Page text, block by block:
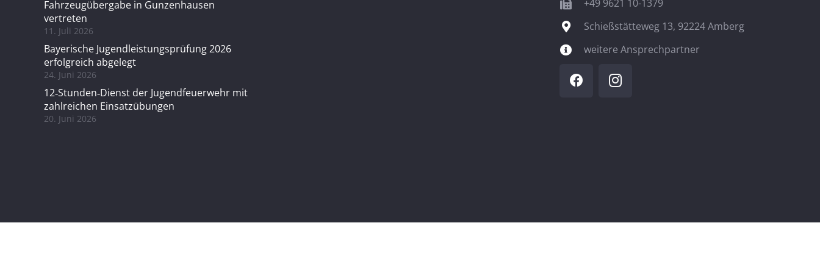
Fahrzeugübergabe in Gunzenhausen
vertreten
11. Juli 2026
Bayerische Jugendleistungsprüfung 2026
erfolgreich abgelegt
24. Juni 2026
12‑Stunden‑Dienst der Jugendfeuerwehr mit
zahlreichen Einsatzübungen
20. Juni 2026
+49 9621 10-1379
Schießstätteweg 13, 92224 Amberg
weitere Ansprechpartner